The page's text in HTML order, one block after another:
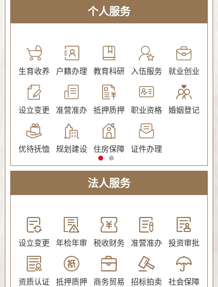
个人服务
生育收养 户籍办理 教育科研 入伍服务 就业创业
设立变更 准营准办 抵押质押 职业资格 婚姻登记
优待抚恤 规划建设 住房保障 证件办理
法人服务
设立变更 年检年审 税收财务 准营准办 投资审批
资质认证 抵押质押 商务贸易 招标拍卖 社会保障